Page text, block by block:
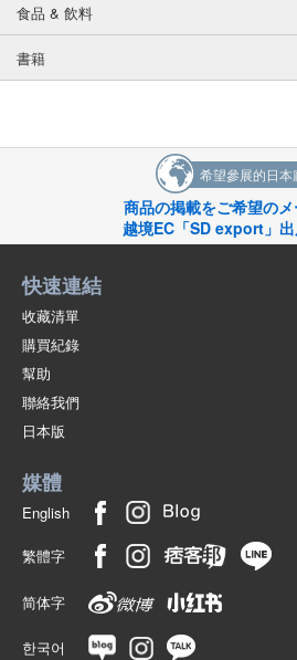
食品 & 飲料
書籍
希望參展的日本
商品の掲載をご希望の
越境EC「SD export」
快速連結
收藏清單
購買紀錄
幫助
聯絡我們
日本版
媒體
English
繁體字
简体字
한국어